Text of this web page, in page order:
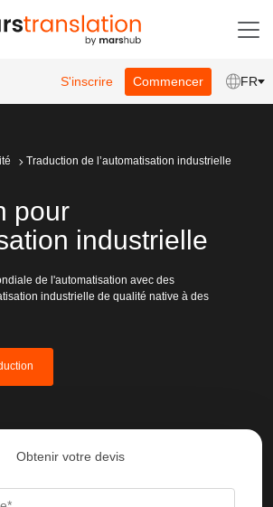
S'inscrire Commencer FR
Traduction de l’automatisation industrielle
pour
industrielle
de l'automatisation avec des
industrielle de qualité native à des
Obtenir votre devis